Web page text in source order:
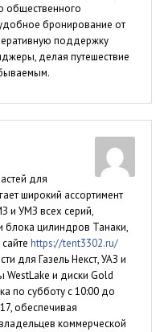
общественного
бронирование от
поддержку
делая путешествие
для
широкий ассортимент
и УМЗ всех серий,
блока цилиндров Танаки,
https://tent3302.ru/
для Газель Некст, УАЗ и
WestLake и диски Gold
по субботу с 10:00 до
обеспечивая
коммерческой